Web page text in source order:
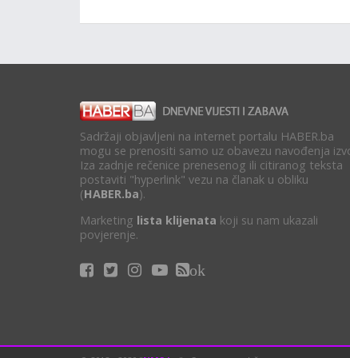
Sadržaji objavljeni na internet portalu HABER.ba
mogu se prenositi samo uz obavezu navođenja
Iza zadnje rečenice prenesenog ili citiranog teksta
postaviti "hyperlink" vezu na članak u obliku
(HABER.ba).
Marketing lista klijenata koji su nam ukazali
povjerenje.
ok